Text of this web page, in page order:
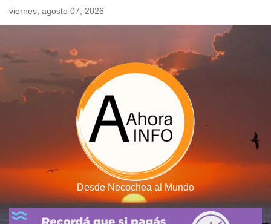
Skipviernes, agosto 07, 2026
Desde Necochea al Mundo